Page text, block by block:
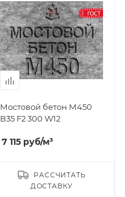
Мостовой бетон М450
B35 F2 300 W12
7 115 руб/м³
РАССЧИТАТЬ
ДОСТАВКУ